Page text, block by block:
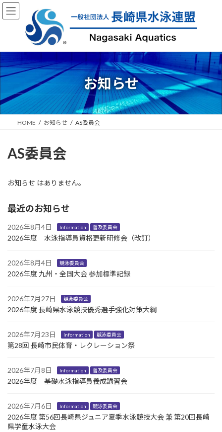
コ
ン
へ
ス
キ
ナ
ビ
ョ
ン
に
お知らせ
HOME お知らせ AS委員会
AS委員会
お知らせ はありません。
最近のお知らせ
2026年8月4日 Information 普及委員会
2026年度 水泳指導員資格更新研修会（改訂）
2026年8月4日 競泳委員会
2026年度 九州・全国大会 参加標準記録
2026年7月27日 競泳委員会
2026年度 長崎県水泳競技優秀選手強化対策大綱
2026年7月23日 Information 競泳委員会
第28回 長崎市民体育・レクレーション祭
2026年7月8日 Information 普及委員会
2026年度 基礎水泳指導員養成講習会
2026年7月6日 Information 競泳委員会
2026年度 第56回長崎県ジュニア夏季水泳競技大会 兼 第20回長崎
県学童水泳大会